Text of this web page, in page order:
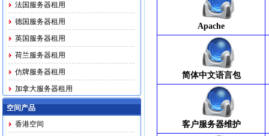
法国服务器租用
德国服务器租用
英国服务器租用
荷兰服务器租用
仿牌服务器租用
加拿大服务器租用
马印越泰务器租用
空间产品
香港空间
Apache
简体中文语言包
客户服务器维护